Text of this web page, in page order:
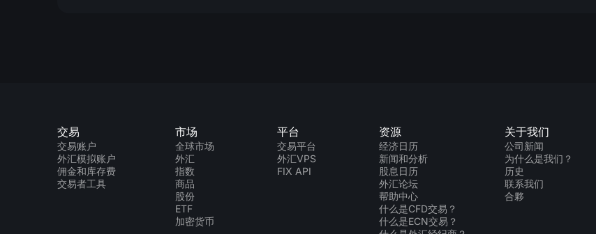
交易
交易账户
外汇模拟账户
佣金和库存费
交易者工具
市场
全球市场
外汇
指数
商品
股份
ETF
加密货币
平台
交易平台
外汇VPS
FIX API
资源
经济日历
新闻和分析
股息日历
外汇论坛
帮助中心
什么是CFD交易？
什么是ECN交易？
关于我们
公司新闻
为什么是我们？
历史
联系我们
合夥